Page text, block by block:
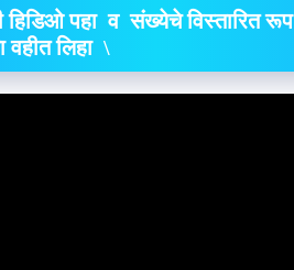
हिडिओ पहा व संख्येचे विस्तारित रूप
वहीत लिहा \